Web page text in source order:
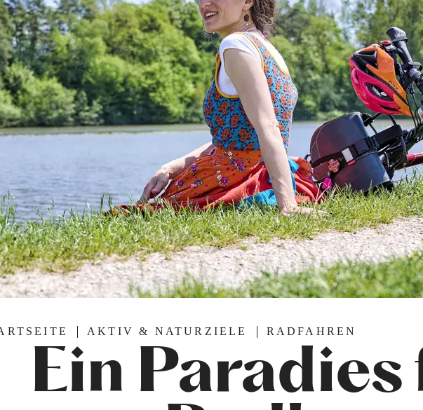
AKTIV & NATURZIELE RADFAHREN
Ein Paradies